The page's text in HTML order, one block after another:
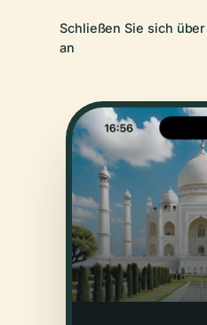
Schließen Sie sich
an